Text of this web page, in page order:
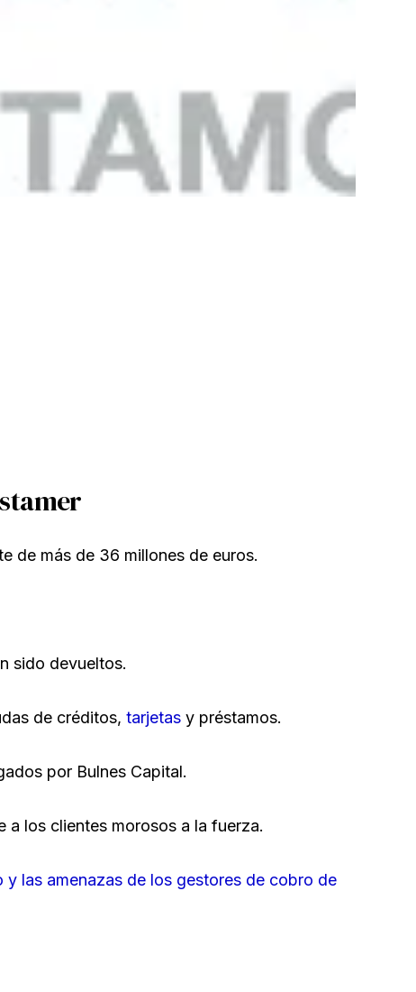
de más de 36 millones de euros.
sido devueltos.
de créditos, tarjetas y préstamos.
por Bulnes Capital.
a los clientes morosos a la fuerza.
las amenazas de los gestores de cobro de